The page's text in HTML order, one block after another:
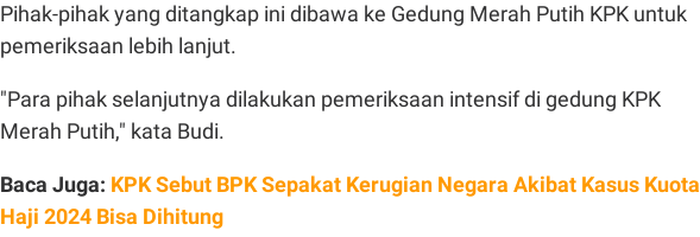
Pihak-pihak yang ditangkap ini dibawa ke Gedung Merah Putih KPK untuk
pemeriksaan lebih lanjut.
"Para pihak selanjutnya dilakukan pemeriksaan intensif di gedung KPK
Merah Putih," kata Budi.
Baca Juga: KPK Sebut BPK Sepakat Kerugian Negara Akibat Kasus Kuota
Haji 2024 Bisa Dihitung